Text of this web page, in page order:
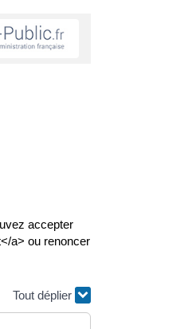
accepter
a> ou renoncer
Tout déplier